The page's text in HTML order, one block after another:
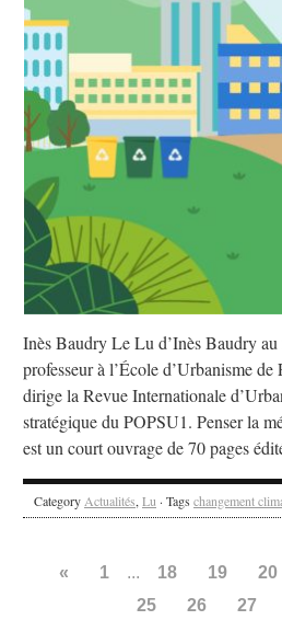
Inès Baudry Le Lu d’Inès Baudry
professeur à l’École d’Urbanisme
dirige la Revue Internationale
stratégique du POPSU1. Penser la
est un court ouvrage de 70 pages
Category Actualités, Lu · Tags changement
« 1 ... 18 19 20
25
26 27